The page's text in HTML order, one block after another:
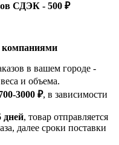
СДЭК - 500 ₽
компаниями
в вашем городе -
и объема.
3000 ₽, в зависимости
дней, товар отправляется
далее сроки поставки